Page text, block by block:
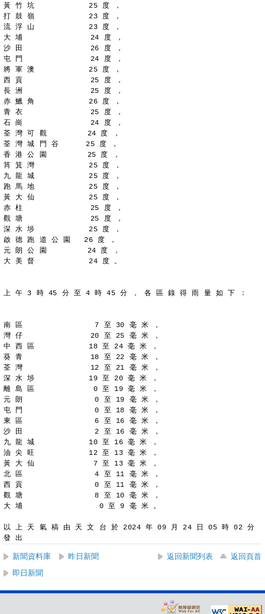
黃 竹 坑            25 度 ，
打 鼓 嶺            23 度 ，
流 浮 山            23 度 ，
大 埔               24 度 ，
沙 田               26 度 ，
屯 門               24 度 ，
將 軍 澳            25 度 ，
西 貢               25 度 ，
長 洲               25 度 ，
赤 鱲 角            26 度 ，
青 衣               25 度 ，
石 崗               24 度 ，
荃 灣 可 觀         24 度 ，
荃 灣 城 門 谷      25 度 ，
香 港 公 園         25 度 ，
筲 箕 灣            25 度 ，
九 龍 城            25 度 ，
跑 馬 地            25 度 ，
黃 大 仙            25 度 ，
赤 柱               25 度 ，
觀 塘               25 度 ，
深 水 埗            25 度 ，
啟 德 跑 道 公 園   26 度 ，
元 朗 公 園         24 度 ，
大 美 督            24 度 。
上 午 3 時 45 分 至 4 時 45 分 ， 各 區 錄 得 雨 量 如 下 ：
南 區                7 至 30 毫 米 ，
灣 仔               20 至 25 毫 米 ，
中 西 區            18 至 24 毫 米 ，
葵 青               18 至 22 毫 米 ，
荃 灣               12 至 21 毫 米 ，
深 水 埗            19 至 20 毫 米 ，
離 島 區             0 至 19 毫 米 ，
元 朗                0 至 19 毫 米 ，
屯 門                0 至 18 毫 米 ，
東 區                6 至 16 毫 米 ，
沙 田                2 至 16 毫 米 ，
九 龍 城            10 至 16 毫 米 ，
油 尖 旺            12 至 13 毫 米 ，
黃 大 仙             7 至 13 毫 米 ，
北 區                4 至 11 毫 米 ，
西 貢                0 至 11 毫 米 ，
觀 塘                8 至 10 毫 米 ，
大 埔                 0 至 9 毫 米 。
以 上 天 氣 稿 由 天 文 台 於 2024 年 09 月 24 日 05 時 02 分
發 出
新聞資料庫 昨日新聞 返回新聞列表
返回頁首
即日新聞